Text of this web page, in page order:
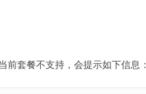
套餐不支持，会提示如下信息：